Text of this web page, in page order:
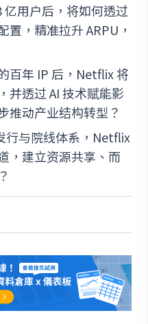
用户后，将如何透过
置，精准拉升 ARPU，
百年 IP 后，Netflix 将
并透过 AI 技术赋能影
推动产业结构转型？
行与院线体系，Netflix
，建立资源共享、而